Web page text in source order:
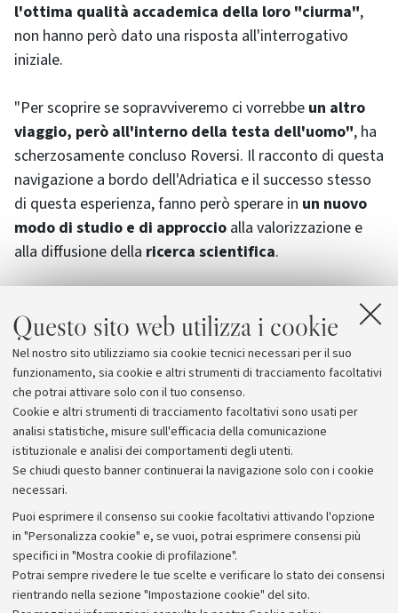
Questo sito web utilizza i cookie
Nel nostro sito utilizziamo sia cookie tecnici necessari per il suo
funzionamento, sia cookie e altri strumenti di tracciamento facoltativi
che potrai attivare solo con il tuo consenso.
Cookie e altri strumenti di tracciamento facoltativi sono usati per
analisi statistiche, misure sull'efficacia della comunicazione
istituzionale e analisi dei comportamenti degli utenti.
Se chiudi questo banner continuerai la navigazione solo con i cookie
necessari.
Puoi esprimere il consenso sui cookie facoltativi attivando l'opzione
in "Personalizza cookie" e, se vuoi, potrai esprimere consensi più
specifici in "Mostra cookie di profilazione".
Potrai sempre rivedere le tue scelte e verificare lo stato dei consensi
rientrando nella sezione "Impostazione cookie" del sito.
l'ottima qualità accademica della loro "ciurma",
non hanno però dato una risposta all'interrogativo
iniziale.
"Per scoprire se sopravviveremo ci vorrebbe un altro
viaggio, però all'interno della testa dell'uomo", ha
scherzosamente concluso Roversi. Il racconto di questa
navigazione a bordo dell'Adriatica e il successo stesso
di questa esperienza, fanno però sperare in un nuovo
modo di studio e di approccio alla valorizzazione e
alla diffusione della ricerca scientifica.
Allegati
Velisti per caso
Archivio
Comunicati stampa
Redazione
Rassegna stampa